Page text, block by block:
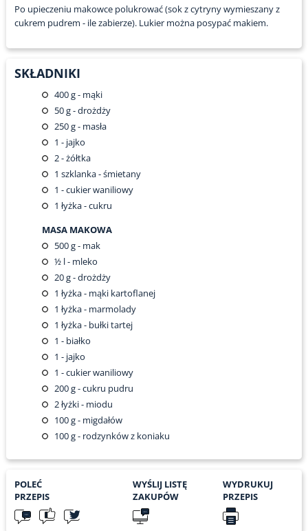
Po upieczeniu makowce polukrować (sok z cytryny wymieszany z
cukrem pudrem - ile zabierze). Lukier można posypać makiem.
SKŁADNIKI
400g - mąki
50g - drożdży
250g - masła
1 - jajko
2- żółtka
1 szklanka - śmietany
1 - cukier waniliowy
1 łyżka - cukru
MASA MAKOWA
500g - mak
½l - mleko
20g - drożdży
1 łyżka - mąki kartoflanej
1 łyżka - marmolady
1 łyżka - bułki tartej
1 - białko
1 - jajko
1 - cukier waniliowy
200g - cukru pudru
2łyżki - miodu
100g - migdałów
100g - rodzynków z koniaku
POLEĆ
PRZEPIS
WYŚLIJ LISTĘ
ZAKUPÓW
WYDRUKUJ
PRZEPIS